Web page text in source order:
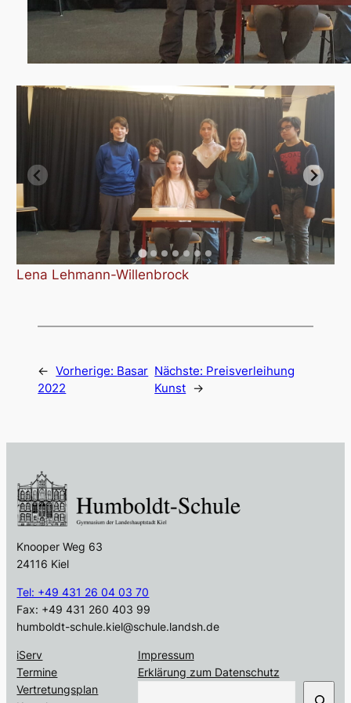
Lena Lehmann-Willenbrock
← Vorherige: Basar
2022
Nächste: Preisverleihung
Kunst →
Knooper Weg 63
24116 Kiel
Tel: +49 431 26 04 03 70
Fax: +49 431 260 403 99
humboldt-schule.kiel@schule.landsh.de
iServ
Termine
Vertretungsplan
Impressum
Erklärung zum Datenschutz